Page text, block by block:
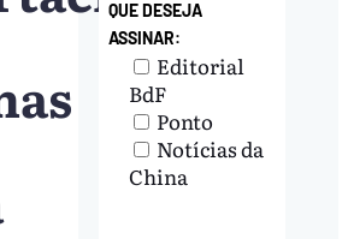
QUE DESEJA
ASSINAR:
Editorial
BdF
Ponto
Notícias da
China